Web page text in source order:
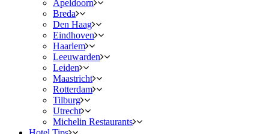
Apeldoorn
Breda
Den Haag
Eindhoven
Haarlem
Leeuwarden
Leiden
Maastricht
Rotterdam
Tilburg
Utrecht
Michelin Restaurants